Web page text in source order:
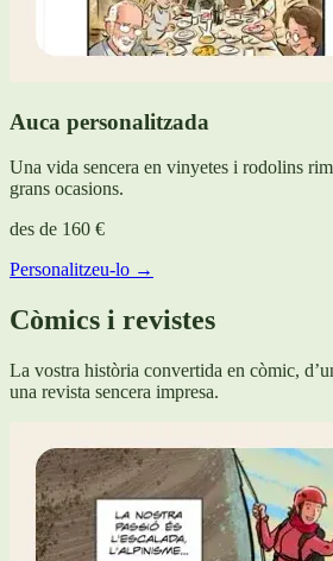
Auca personalitzada
Una vida sencera en vinyetes i rodolins
grans ocasions.
des de 160 €
Personalitzeu-lo →
Còmics i revistes
La vostra història convertida en còmic,
una revista sencera impresa.